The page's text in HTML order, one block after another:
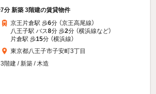
分 新築 3階建の賃貸物件
京王片倉駅 歩6分 （京王高尾線）
八王子駅 バス8分 歩2分 （横浜線など）
片倉駅 歩15分 （横浜線）
東京都八王子市子安町3丁目
3階建 / 新築 / 木造